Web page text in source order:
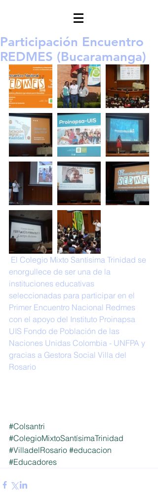
Participación Encuentro
REDMES (Bucaramanga)
enorgullece de ser una de la
instituciones educativas
seleccionadas para participar en el
Primer Encuentro Nacional Redmes
con el apoyo del Instituto Proinapsa
UIS Fondo de Población de las
Naciones Unidas Colombia - UNFPA y
gracias a Gestora Social Villa del
Rosario
#Colsantri
#ColegioMixtoSantísimaTrinidad
#VilladelRosario #educacion
#Educadores